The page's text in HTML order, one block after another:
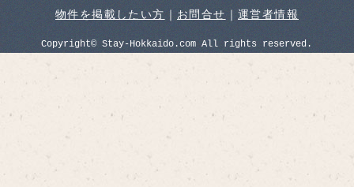
物件を掲載したい方 ｜ お問合せ ｜ 運営者情報
Copyright© Stay-Hokkaido.com All rights reserved.